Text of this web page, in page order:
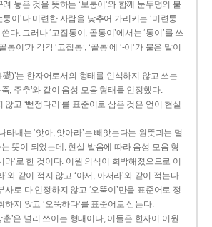
놓은 것을 뜻하는 ‘보퉁이’와 함께 눈두덩의 불
퉁이’나 미련한 사람을 낮추어 가리키는 ‘미련퉁
쓴다. 그러나 ‘고집통이, 골통이’에서는 ‘통이’를 쓰
이’가 각각 ‘고집통’, ‘골통’에 ‘-이’가 붙은 말이
)’는 한자어로서의 형태를 인식하지 않고 쓰는
, 주추’와 같이 음성 모음 형태를 인정했다.
않고 ‘뻗정다리’를 표준어로 삼은 것은 언어 현실
내는 ‘앗아, 앗아라’는 빼앗는다는 원뜻과는 멀
뜻이 되었는데, 현실 발음에 따라 음성 모음 형
라’로 한 것이다. 어원 의식이 희박해졌으므로 어
’와 같이 적지 않고 ‘아서, 아서라’와 같이 적는다.
사로 다 인정하지 않고 ‘오뚝이’만을 표준어로 정
하지 않고 ‘오뚝하다’를 표준어로 삼는다.
’은 널리 쓰이는 형태이나, 이들은 한자어 어원